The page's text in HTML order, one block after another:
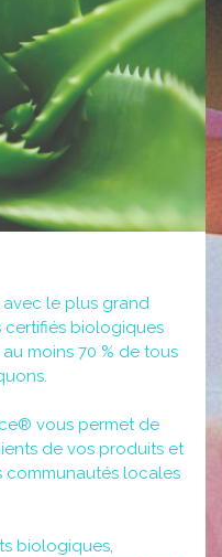
le plus grand
biologiques
moins 70 % de tous
vous permet de
de vos produits et
communautés locales
biologiques,